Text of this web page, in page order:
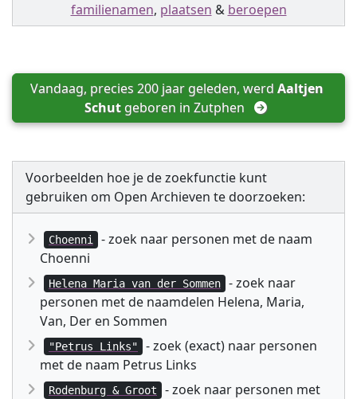
familienamen, plaatsen & beroepen
Vandaag, precies 200 jaar geleden, werd Aaltjen
Schut geboren in Zutphen
Voorbeelden hoe je de zoekfunctie kunt
gebruiken om Open Archieven te doorzoeken:
Choenni
- zoek naar personen met de naam
Choenni
Helena Maria van der Sommen
- zoek naar
personen met de naamdelen Helena, Maria,
Van, Der en Sommen
"Petrus Links"
- zoek (exact) naar personen
met de naam Petrus Links
Rodenburg & Groot
- zoek naar personen met